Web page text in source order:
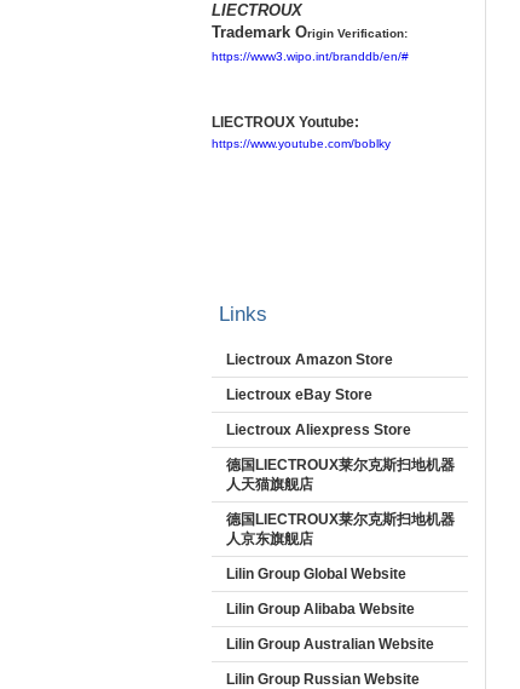
LIECTROUX
Trademark Origin Verification:
https://www3.wipo.int/branddb/en/#
LIECTROUX Youtube:
https://www.youtube.com/boblky
Links
Liectroux Amazon Store
Liectroux eBay Store
Liectroux Aliexpress Store
德国LIECTROUX莱尔克斯扫地机器
人天猫旗舰店
德国LIECTROUX莱尔克斯扫地机器
人京东旗舰店
Lilin Group Global Website
Lilin Group Alibaba Website
Lilin Group Australian Website
Lilin Group Russian Website